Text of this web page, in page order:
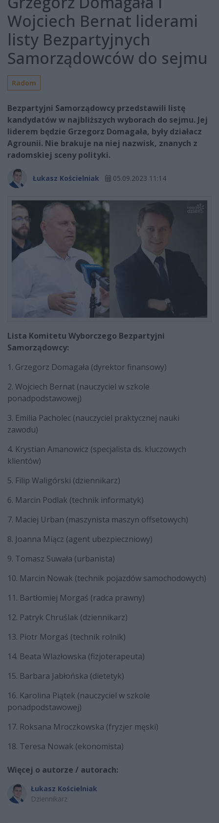
Wojciech Bernat liderami
listy Bezpartyjnych
Samorządowców do sejmu
Radom
Bezpartyjni Samorządowcy przedstawili listę
kandydatów w najbliższych wyborach do sejmu. Jej
liderem będzie Grzegorz Domagała, były działacz
Agrounii. Nie brakuje na niej nazwisk, znanych z
radomskiej sceny polityki.
Łukasz Kościelniak 05.09.2023 11:14
Lista Komitetu Wyborczego Bezpartyjni
Samorządowcy:
1. Grzegorz Domagała (dyrektor finansowy)
2. Wojciech Bernat (nauczyciel w szkole
ponadpodstawowej)
3. Emilia Pacholec (nauczyciel praktycznej nauki
zawodu)
4. Krystian Amanowicz (specjalista ds. kluczowych
klientów)
5. Filip Waligórski (dziennikarz)
6. Marcin Podlak (technik informatyk)
7. Maciej Urban (maszynista maszyn offsetowych)
8. Joanna Miącz (agent ubezpieczniowy)
9. Tomasz Suwała (urbanista)
10. Marcin Nowak (technik pojazdów samochodowych)
11. Bartłomiej Morgaś (radca prawny)
12. Patryk Chruślak (dziennikarz)
13. Piotr Morgaś (technik rolnik)
14. Beata Wlazłowska (fizjoterapeuta)
15. Barbara Jabłońska (dietetyk)
16. Karolina Piątek (nauczyciel w szkole
ponadpodstawowej)
17. Roksana Mroczkowska (fryzjer męski)
18. Teresa Nowak (ekonomista)
Więcej o autorze / autorach:
Łukasz Kościelniak
Dziennikarz